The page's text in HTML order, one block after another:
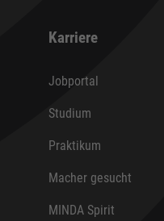
Karriere
Jobportal
Studium
Praktikum
Macher gesucht
MINDA Spirit